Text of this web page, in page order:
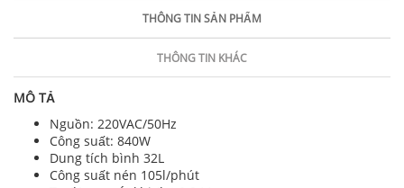
THÔNG TIN SẢN PHẨM
THÔNG TIN KHÁC
MÔ TẢ
Nguồn: 220VAC/50Hz
Công suất: 840W
Dung tích bình 32L
Công suất nén 105l/phút